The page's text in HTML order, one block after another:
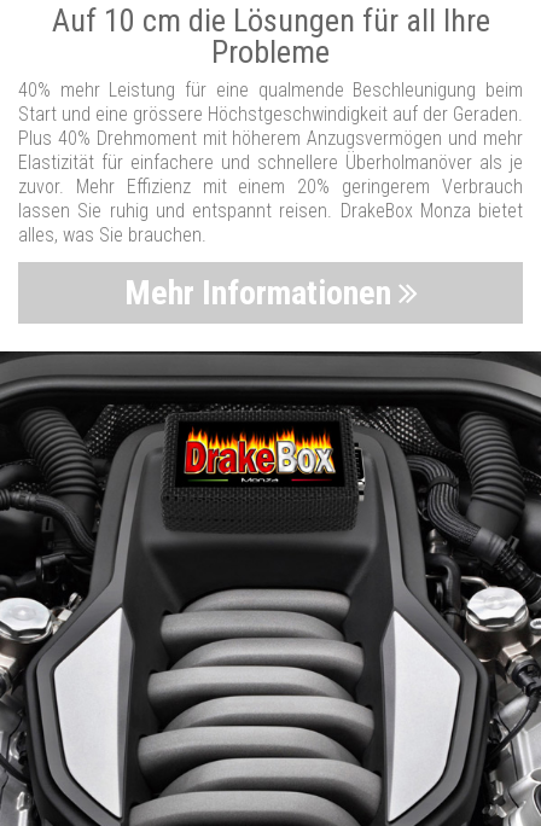
Auf 10 cm die Lösungen für all Ihre
Probleme
40% mehr Leistung für eine qualmende Beschleunigung beim
Start und eine grössere Höchstgeschwindigkeit auf der Geraden.
Plus 40% Drehmoment mit höherem Anzugsvermögen und mehr
Elastizität für einfachere und schnellere Überholmanöver als je
zuvor. Mehr Effizienz mit einem 20% geringerem Verbrauch
lassen Sie ruhig und entspannt reisen. DrakeBox Monza bietet
alles, was Sie brauchen.
Mehr Informationen